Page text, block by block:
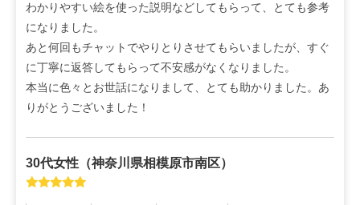
わかりやすい絵を使った説明などしてもらって、とても参考
になりました。
あと何回もチャットでやりとりさせてもらいましたが、すぐ
に丁寧に返答してもらって不安感がなくなりました。
本当に色々とお世話になりまして、とても助かりました。あ
りがとうございました！
30代女性 （神奈川県相模原市南区）